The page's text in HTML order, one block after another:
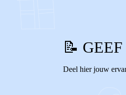
📝
Deel hier jouw